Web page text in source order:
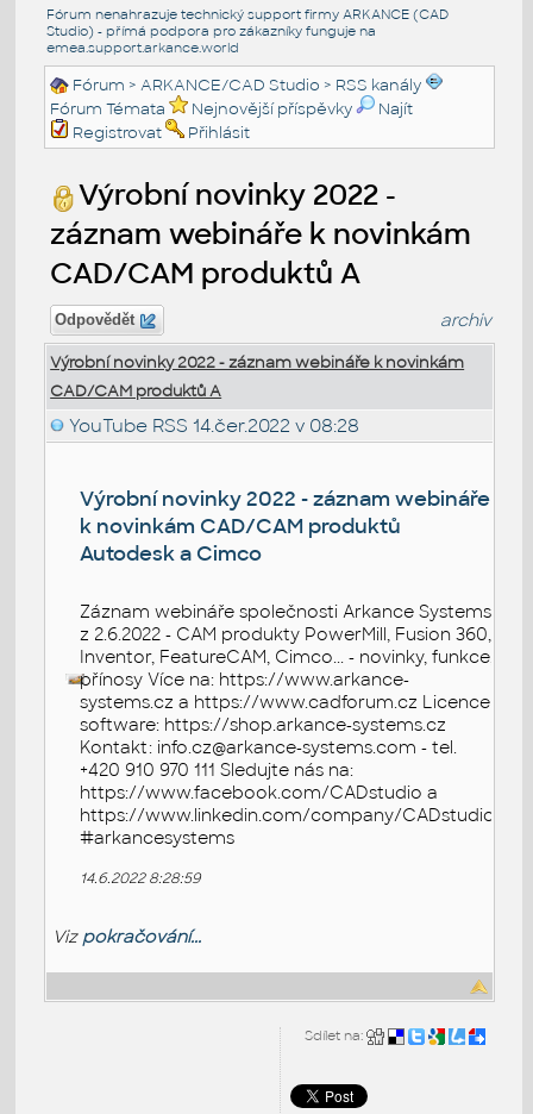
Fórum nenahrazuje technický support firmy ARKANCE (CAD
Studio) - přímá podpora pro zákazníky funguje na
emea.support.arkance.world
Fórum >ARKANCE/CAD Studio > RSS kanály
Fórum Témata
Nejnovější příspěvky
Najít
Registrovat
Přihlásit
Výrobní novinky 2022 -
záznam webináře k novinkám
CAD/CAM produktů A
Odpovědět archiv
Výrobní novinky 2022 - záznam webináře k novinkám
CAD/CAM produktů A
YouTube RSS 14.čer.2022 v 08:28
Výrobní novinky 2022 - záznam webináře
k novinkám CAD/CAM produktů
Autodesk a Cimco
Záznam webináře společnosti Arkance Systems
z 2.6.2022 - CAM produkty PowerMill, Fusion 360,
Inventor, FeatureCAM, Cimco... - novinky, funkce,
přínosy Více na: https://www.arkance-
systems.cz a https://www.cadforum.cz Licence
software: https://shop.arkance-systems.cz
Kontakt: info.cz@arkance-systems.com - tel.
+420 910 970 111 Sledujte nás na:
https://www.facebook.com/CADstudio a
https://www.linkedin.com/company/CADstudio
#arkancesystems
14.6.2022 8:28:59
Viz pokračování...
Sdílet na: